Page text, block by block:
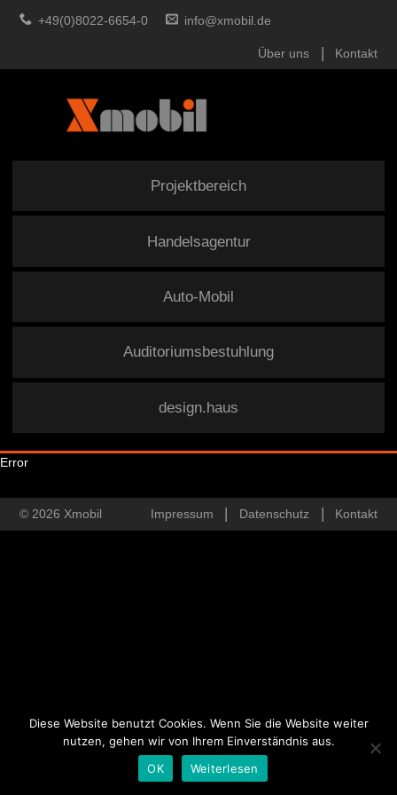
+49(0)8022-6654-0 info@xmobil.de
Über uns Kontakt
Projektbereich
Handelsagentur
Auto-Mobil
Auditoriumsbestuhlung
design.haus
Error
© 2026 Xmobil Impressum Datenschutz Kontakt
Diese Website benutzt Cookies. Wenn Sie die Website weiter
nutzen, gehen wir von Ihrem Einverständnis aus.
OK
Weiterlesen